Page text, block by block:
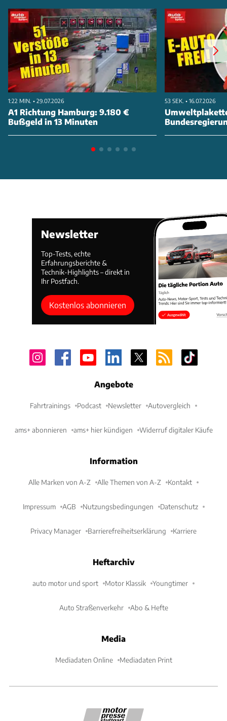
1:22 MIN. • 29.07.2026
A1 Richtung Hamburg: 9.180 €
Bußgeld in 13 Minuten
53 SEK. • 16.07.2026
Newsletter
Top-Tests, echte
Erfahrungsberichte &
Technik-Highlights – direkt in
Ihr Postfach.
Kostenlos abonnieren
Angebote
Fahrtrainings Podcast Newsletter Autovergleich
ams+ abonnieren ams+ hier kündigen Widerruf digitaler Käufe
Information
Alle Marken von A-Z Alle Themen von A-Z Kontakt
Impressum AGB Nutzungsbedingungen Datenschutz
Privacy Manager Barrierefreiheitserklärung Karriere
Heftarchiv
auto motor und sport Motor Klassik Youngtimer
Auto Straßenverkehr Abo & Hefte
Media
Mediadaten Online Mediadaten Print